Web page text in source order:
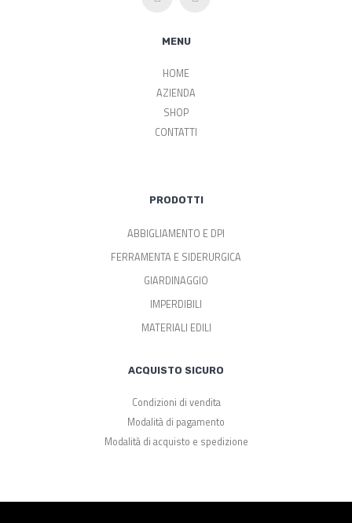
MENU
HOME
AZIENDA
SHOP
CONTATTI
PRODOTTI
ABBIGLIAMENTO E DPI
FERRAMENTA E SIDERURGICA
GIARDINAGGIO
IMPERDIBILI
MATERIALI EDILI
ACQUISTO SICURO
Condizioni di vendita
Modalità di pagamento
Modalità di acquisto e spedizione